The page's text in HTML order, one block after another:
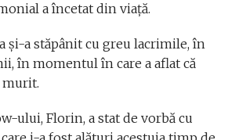
a încetat din viață.
și-a stăpânit cu greu lacrimile, în
în momentul în care a aflat că
murit.
ului, Florin, a stat de vorbă cu